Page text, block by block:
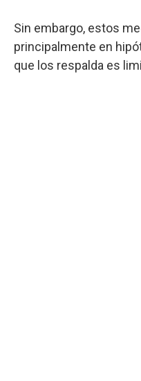
Sin embargo, estos
principalmente en
que los respalda es